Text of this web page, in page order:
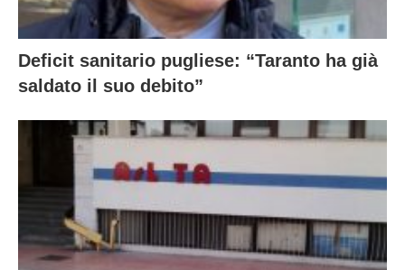
Deficit sanitario pugliese: “Taranto ha già
saldato il suo debito”